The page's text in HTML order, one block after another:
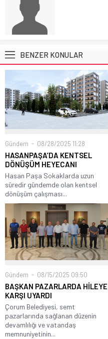
BENZER KONULAR
Gündem 08/28/2025 11:28
HASANPAŞA’DA KENTSEL
DÖNÜŞÜM HEYECANI
Hasan Paşa Sokaklarda uzun
süredir gündemde olan kentsel
dönüşüm çalışması...
Gündem 08/15/2025 09:50
BAŞKAN PAZARLARDA HİLEYE
KARŞI UYARDI
Çorum Belediyesi, semt
pazarlarında sağlanan düzenin
devamlılığı ve vatandaş
memnuniyetinin...